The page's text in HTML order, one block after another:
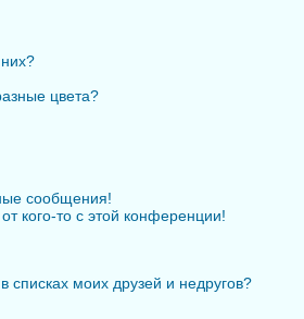
цвета?
сообщения!
кого-то с этой конференции!
списках моих друзей и недругов?